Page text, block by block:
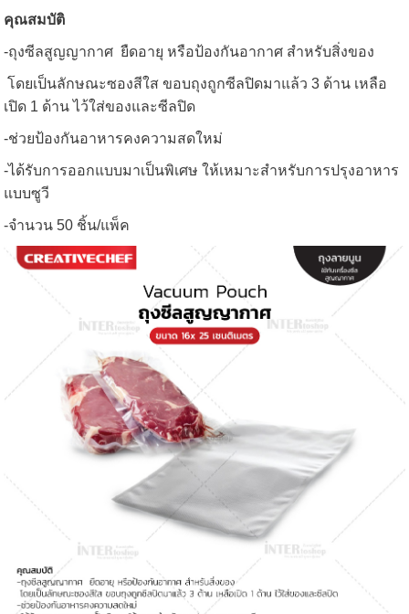
คุณสมบัติ
-ถุงซีลสูญญากาศ ยืดอายุ หรือป้องกันอากาศ สำหรับสิ่งของ
โดยเป็นลักษณะซองสีใส ขอบถุงถูกซีลปิดมาแล้ว 3 ด้าน เหลือ
เปิด 1 ด้าน ไว้ใส่ของและซีลปิด
-ช่วยป้องกันอาหารคงความสดใหม่
-ได้รับการออกแบบมาเป็นพิเศษ ให้เหมาะสำหรับการปรุงอาหาร
แบบซูวี
-จำนวน 50 ชิ้น/แพ็ค